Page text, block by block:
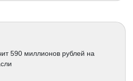
590 миллионов рублей на